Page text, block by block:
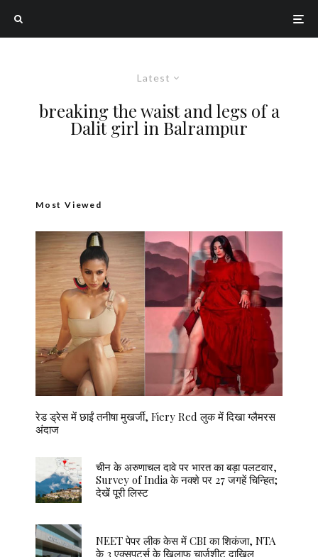
Latest
breaking the waist and legs of a
Dalit girl in Balrampur
Most Viewed
रेड ड्रेस में छाईं तनीषा मुखर्जी, Fiery Red लुक में दिखा ग्लैमरस
अंदाज
चीन के अरुणाचल दावे पर भारत का बड़ा पलटवार,
Survey of India के नक्शे पर 27 जगहें चिन्हित;
देखें पूरी लिस्ट
NEET पेपर लीक केस में CBI का शिकंजा, NTA
के 3 एक्सपर्ट्स के खिलाफ चार्जशीट दाखिल